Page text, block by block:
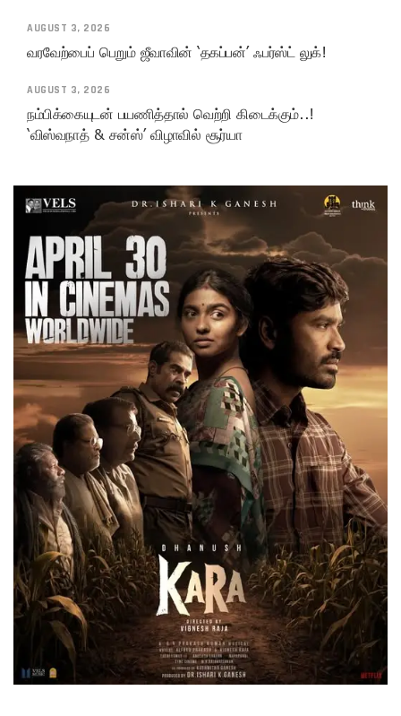
AUGUST 3, 2026
வரவேற்பைப் பெறும் ஜீவாவின் ‘தகப்பன்’ ஃபர்ஸ்ட் லுக்!
AUGUST 3, 2026
நம்பிக்கையுடன் பயணித்தால் வெற்றி கிடைக்கும்..!
‘விஸ்வநாத் & சன்ஸ்’ விழாவில் சூர்யா